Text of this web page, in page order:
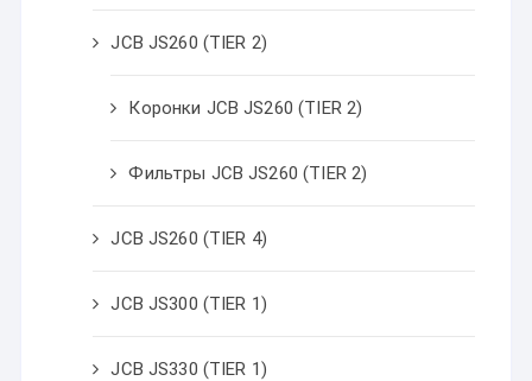
JCB JS260 (TIER 2)
Коронки JCB JS260 (TIER 2)
Фильтры JCB JS260 (TIER 2)
JCB JS260 (TIER 4)
JCB JS300 (TIER 1)
JCB JS330 (TIER 1)